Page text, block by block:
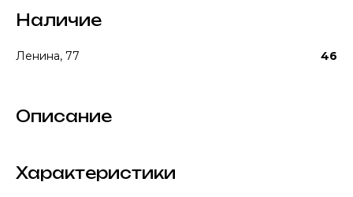
Наличие
Ленина, 77 46
Описание
Характеристики